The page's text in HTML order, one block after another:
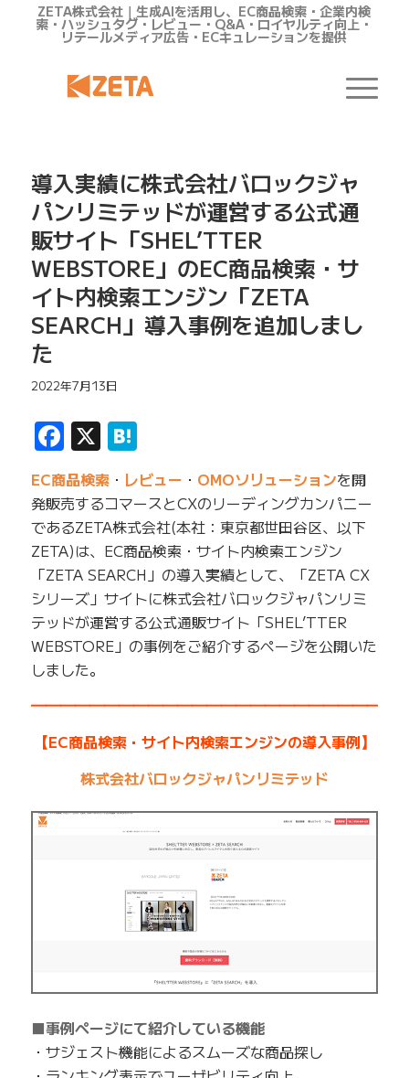
ZETA株式会社｜生成AIを活用し、EC商品検索・企業内検
索・ハッシュタグ・レビュー・Q&A・ロイヤルティ向上・
リテールメディア広告・ECキュレーションを提供
導入実績に株式会社バロックジャ
パンリミテッドが運営する公式通
販サイト「SHEL’TTER
WEBSTORE」のEC商品検索・サ
イト内検索エンジン「ZETA
SEARCH」導入事例を追加しまし
た
2022年7月13日
Facebook
X Hatena
EC商品検索・ レビュー ・ OMOソリューションを開
発販売するコマースとCXのリーディングカンパニー
であるZETA株式会社(本社：東京都世田谷区、以下
ZETA)は、EC商品検索・サイト内検索エンジン
「ZETA SEARCH」の導入実績として、「ZETA CX
シリーズ」サイトに株式会社バロックジャパンリミ
テッドが運営する公式通販サイト「SHEL’TTER
WEBSTORE」の事例をご紹介するページを公開いた
しました。
【EC商品検索・サイト内検索エンジンの導入事例】
株式会社バロックジャパンリミテッド
■事例ページにて紹介している機能
・サジェスト機能によるスムーズな商品探し